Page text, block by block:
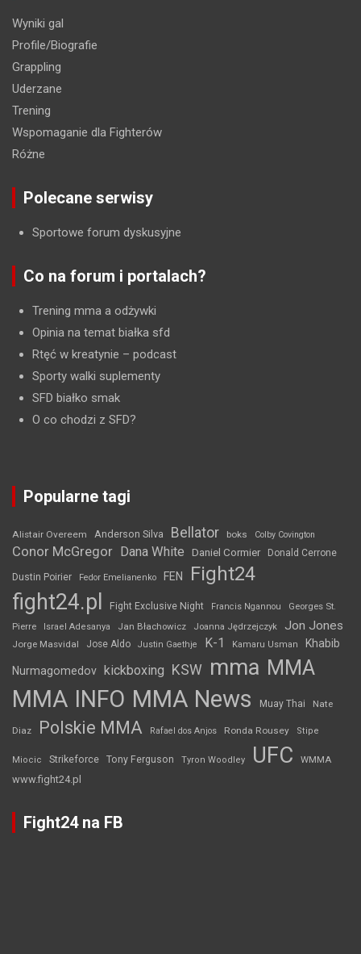
Wyniki gal
Profile/Biografie
Grappling
Uderzane
Trening
Wspomaganie dla Fighterów
Różne
Polecane serwisy
Sportowe forum dyskusyjne
Co na forum i portalach?
Trening mma a odżywki
Opinia na temat białka sfd
Rtęć w kreatynie – podcast
Sporty walki suplementy
SFD białko smak
O co chodzi z SFD?
Popularne tagi
Alistair Overeem Anderson Silva Bellator boks Colby Covington
Conor McGregor Dana White Daniel Cormier Donald Cerrone
Dustin Poirier Fedor Emelianenko FEN Fight24
fight24.pl Fight Exclusive Night Francis Ngannou
Georges St.
Pierre
Israel Adesanya Jan Błachowicz Joanna Jędrzejczyk Jon Jones
Jorge Masvidal Jose Aldo Justin Gaethje K-1 Kamaru Usman Khabib
Nurmagomedov kickboxing KSW mma MMA
MMA INFO MMA News Muay Thai Nate
Diaz Polskie MMA Rafael dos Anjos Ronda Rousey Stipe
Miocic Strikeforce Tony Ferguson Tyron Woodley UFC WMMA
www.fight24.pl
Fight24 na FB